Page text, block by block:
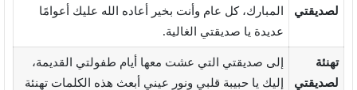
لصديقتي
المبارك، كل عام وأنت بخير أعاده الله عليك أعوامًا
عديدة يا صديقتي الغالية.
تهنئة
لصديقتي
إلى صديقتي التي عشت معها أيام طفولتي القديمة،
إليك يا حبيبة قلبي ونور عيني أبعث هذه الكلمات تهنئة